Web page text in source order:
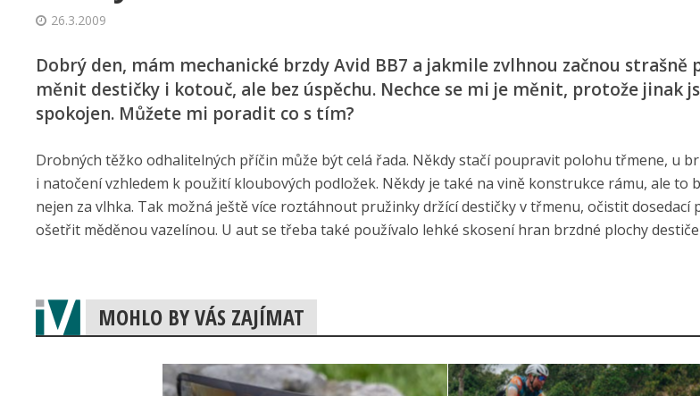
26.3.2009
Dobrý den, mám mechanické brzdy Avid BB7 a jakmile zvlhnou začnou strašně
měnit destičky i kotouč, ale bez úspěchu. Nechce se mi je měnit, protože jinak
spokojen. Můžete mi poradit co s tím?
Drobných těžko odhalitelných příčin může být celá řada. Někdy stačí poupravit polohu třmene, u
i natočení vzhledem k použití kloubových podložek. Někdy je také na vině konstrukce rámu, ale to
nejen za vlhka. Tak možná ještě více roztáhnout pružinky držící destičky v třmenu, očistit dosedací
ošetřit měděnou vazelínou. U aut se třeba také používalo lehké skosení hran brzdné plochy
MOHLO BY VÁS ZAJÍMAT